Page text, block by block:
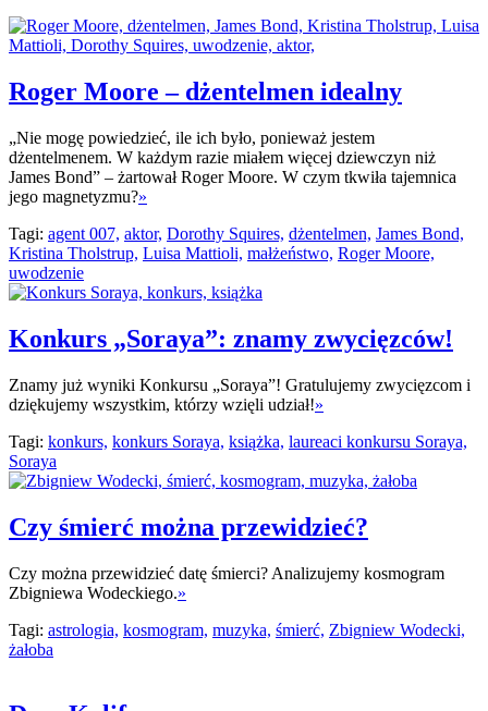
Roger Moore – dżentelmen idealny
„Nie mogę powiedzieć, ile ich było, ponieważ jestem
dżentelmenem. W każdym razie miałem więcej dziewczyn niż
James Bond” – żartował Roger Moore. W czym tkwiła tajemnica
jego magnetyzmu?»
Tagi: agent 007, aktor, Dorothy Squires, dżentelmen, James Bond,
Kristina Tholstrup, Luisa Mattioli, małżeństwo, Roger Moore,
uwodzenie
Konkurs „Soraya”: znamy zwycięzców!
Znamy już wyniki Konkursu „Soraya”! Gratulujemy zwycięzcom i
dziękujemy wszystkim, którzy wzięli udział!»
Tagi: konkurs, konkurs Soraya, książka, laureaci konkursu Soraya,
Soraya
Czy śmierć można przewidzieć?
Czy można przewidzieć datę śmierci? Analizujemy kosmogram
Zbigniewa Wodeckiego.»
Tagi: astrologia, kosmogram, muzyka, śmierć, Zbigniew Wodecki,
żałoba